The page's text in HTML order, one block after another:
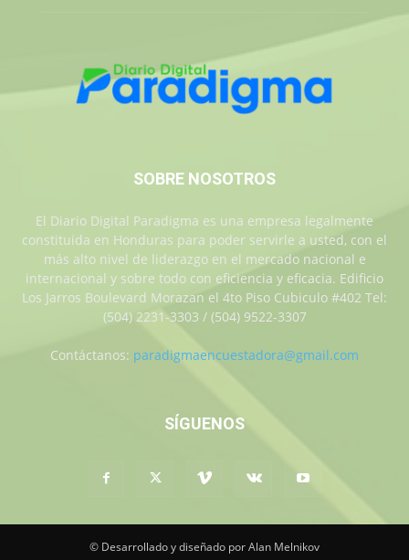
SOBRE NOSOTROS
El Diario Digital Paradigma es una empresa legalmente
constituida en Honduras para poder servirle a usted, con el
más alto nivel de liderazgo en el mercado nacional e
internacional y sobre todo con eficiencia y eficacia. Edificio
Los Jarros Boulevard Morazan el 4to Piso Cubiculo #402 Tel:
(504) 2231-3303 / (504) 9522-3307
Contáctanos: paradigmaencuestadora@gmail.com
SÍGUENOS
© Desarrollado y diseñado por Alan Melnikov